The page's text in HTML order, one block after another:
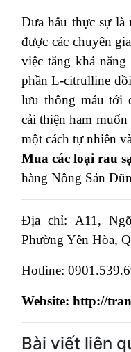
Dưa hấu thực sự
được các chuyên
việc tăng khả
phần L-citrulline
lưu thông máu tới
cải thiện ham
một cách tự nhiên
Mua các loại rau
hàng Nông Sản
Địa chỉ: A11,
Phường Yên Hòa,
Hotline:
Website: http://
Bài viết liên